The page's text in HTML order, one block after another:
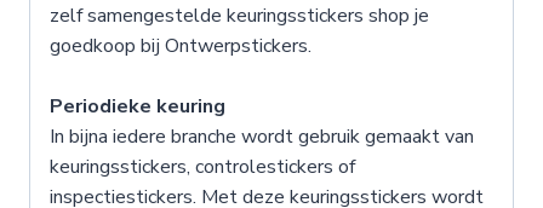
zelf samengestelde keuringsstickers shop je
goedkoop bij Ontwerpstickers.
Periodieke keuring
In bijna iedere branche wordt gebruik gemaakt van
keuringsstickers, controlestickers of
inspectiestickers. Met deze keuringsstickers wordt